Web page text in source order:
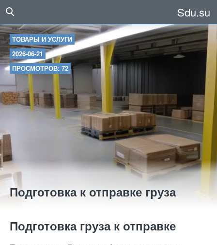
Sdu.su
ТОВАРЫ И УСЛУГИ
2026-06-21
ПРОСМОТРОВ: 72
Подготовка к отправке груза
Подготовка груза к отправке